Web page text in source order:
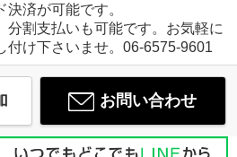
決済が可能です。
分割支払いも可能です。お気軽に
付け下さいませ。06-6575-9601
お問い合わせ